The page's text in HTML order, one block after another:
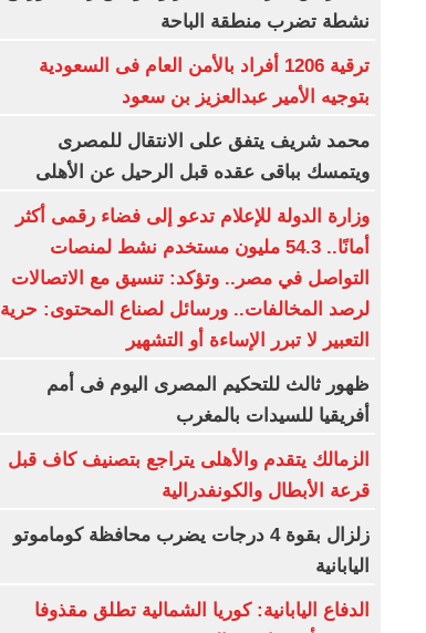
نشطة تضرب منطقة الباحة
ترقية 1206 أفراد بالأمن العام فى السعودية
بتوجيه الأمير عبدالعزيز بن سعود
محمد شريف يتفق على الانتقال للمصرى
ويتمسك بباقى عقده قبل الرحيل عن الأهلى
وزارة الدولة للإعلام تدعو إلى فضاء رقمى أكثر
أمانًا.. 54.3 مليون مستخدم نشط لمنصات
التواصل في مصر.. وتؤكد: تنسيق مع الاتصالات
لرصد المخالفات.. ورسائل لصناع المحتوى: حرية
التعبير لا تبرر الإساءة أو التشهير
ظهور ثالث للتحكيم المصرى اليوم فى أمم
أفريقيا للسيدات بالمغرب
الزمالك يتقدم والأهلى يتراجع بتصنيف كاف قبل
قرعة الأبطال والكونفدرالية
زلزال بقوة 4 درجات يضرب محافظة كوماموتو
اليابانية
الدفاع اليابانية: كوريا الشمالية تطلق مقذوفا